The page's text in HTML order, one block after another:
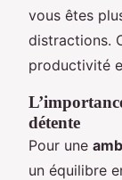
vous êtes
distractions.
productivité
détente
Pour une
un équilibre